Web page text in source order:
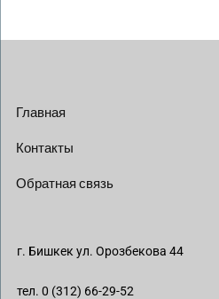
Главная
Контакты
Обратная связь
г. Бишкек ул. Орозбекова 44
тел. 0 (312) 66-29-52